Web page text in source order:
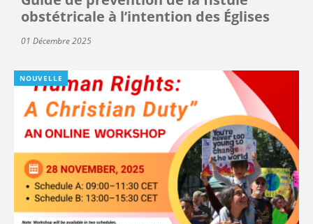
obstétricale à l’intention des Églises
01 Décembre 2025
NOUVELLE